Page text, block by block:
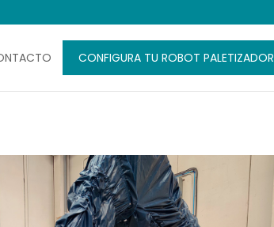
CONFIGURA TU ROBOT PALETIZADOR